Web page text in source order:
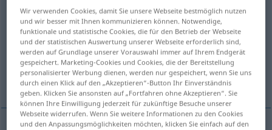
fatigoso [fatiˈɣoso]adj
Übersicht aller Übersetzungen
(Für mehr Details die Übersetzung anklicken/antippen)
ermüdend, beschwerlich, anstrengend
Wir verwenden Cookies, damit Sie unsere Webseite bestmöglich nutzen
und wir besser mit Ihnen kommunizieren können. Notwendige,
funktionale und statistische Cookies, die für den Betrieb der Webseite
und der statistischen Auswertung unserer Webseite erforderlich sind,
werden auf Grundlage unserer Vorauswahl immer auf Ihrem Endgerät
gespeichert. Marketing-Cookies und Cookies, die der Bereitstellung
personalisierter Werbung dienen, werden nur gespeichert, wenn Sie uns
durch einen Klick auf den „Akzeptieren“-Button Ihr Einverständnis
geben. Klicken Sie ansonsten auf „Fortfahren ohne Akzeptieren“. Sie
können Ihre Einwilligung jederzeit für zukünftige Besuche unserer
Webseite widerrufen. Wenn Sie weitere Informationen zu den Cookies
und den Anpassungsmöglichkeiten möchten, klicken Sie einfach auf den